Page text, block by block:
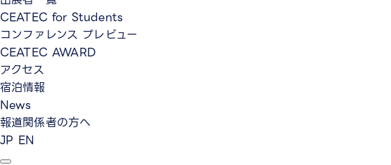
CEATEC for Students
コンファレンス プレビュー
CEATEC AWARD
アクセス
宿泊情報
News
報道関係者の方へ
JP EN